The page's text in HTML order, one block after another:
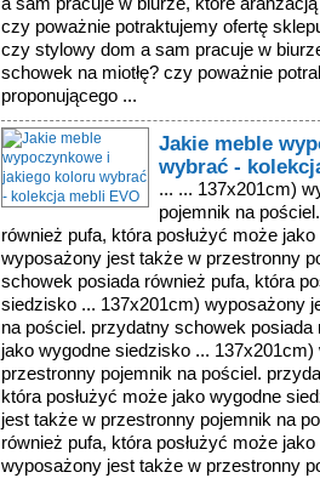
czy poważnie potraktujemy ofertę
czy stylowy dom a sam pracuje w
schowek na miotłę? czy poważnie
proponującego ...
Jakie meble
wybrać -
... ... 137x201cm)
pojemnik na
również pufa, która posłużyć może
wyposażony jest także w przestronny
schowek posiada również pufa, która
siedzisko ... 137x201cm) wyposażony
na pościel. przydatny schowek
jako wygodne siedzisko ...
przestronny pojemnik na pościel.
która posłużyć może jako wygodne
jest także w przestronny pojemnik na
również pufa, która posłużyć może
wyposażony jest także w przestronny